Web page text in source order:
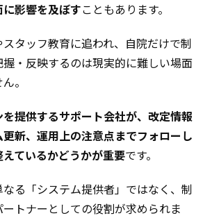
影響を及ぼすこともあります。
タッフ教育に追われ、自院だけで制
・反映するのは現実的に難しい場面
。
を提供するサポート会社が、改定情報
新、運用上の注意点までフォローし
ているかどうかが重要です。
る「システム提供者」ではなく、制
トナーとしての役割が求められま